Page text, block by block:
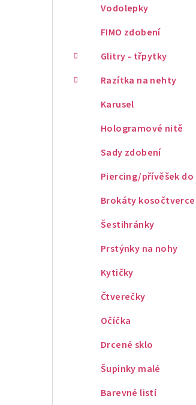
Vodolepky
FIMO zdobení
Glitry - třpytky
Razítka na nehty
Karusel
Hologramové nitě
Sady zdobení
Piercing/přívěšek
Brokáty kosočtverce
Šestihránky
Prstýnky na nohy
Kytičky
Čtverečky
Očíčka
Drcené sklo
Šupinky malé
Barevné listí